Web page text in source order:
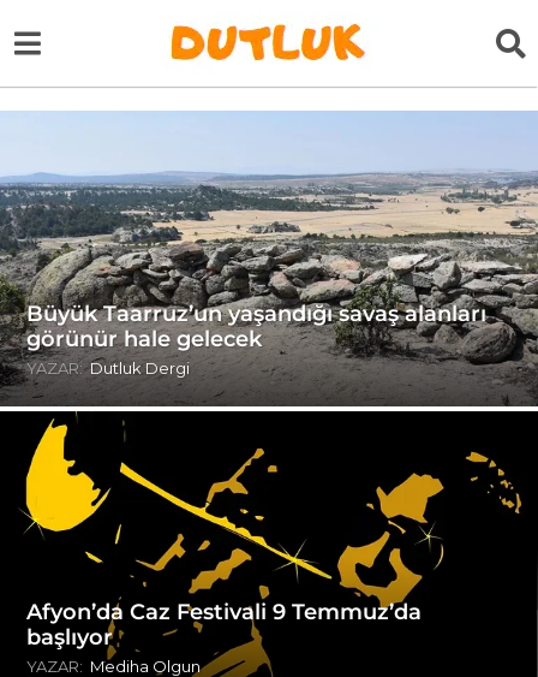
Büyük Taarruz’un yaşandığı savaş alanları
görünür hale gelecek
YAZAR: Dutluk Dergi
Afyon’da Caz Festivali 9 Temmuz’da
başlıyor
YAZAR: Mediha Olgun